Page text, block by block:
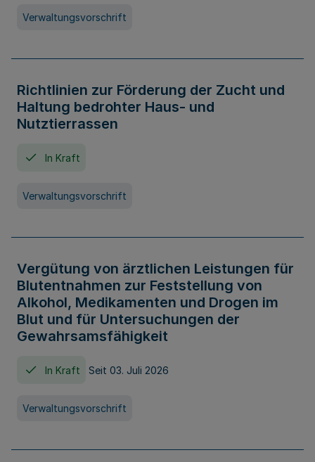
Verwaltungsvorschrift
Richtlinien zur Förderung der Zucht und
Haltung bedrohter Haus- und
Nutztierrassen
In Kraft
Verwaltungsvorschrift
Vergütung von ärztlichen Leistungen für
Blutentnahmen zur Feststellung von
Alkohol, Medikamenten und Drogen im
Blut und für Untersuchungen der
Gewahrsamsfähigkeit
In Kraft Seit 03. Juli 2026
Verwaltungsvorschrift